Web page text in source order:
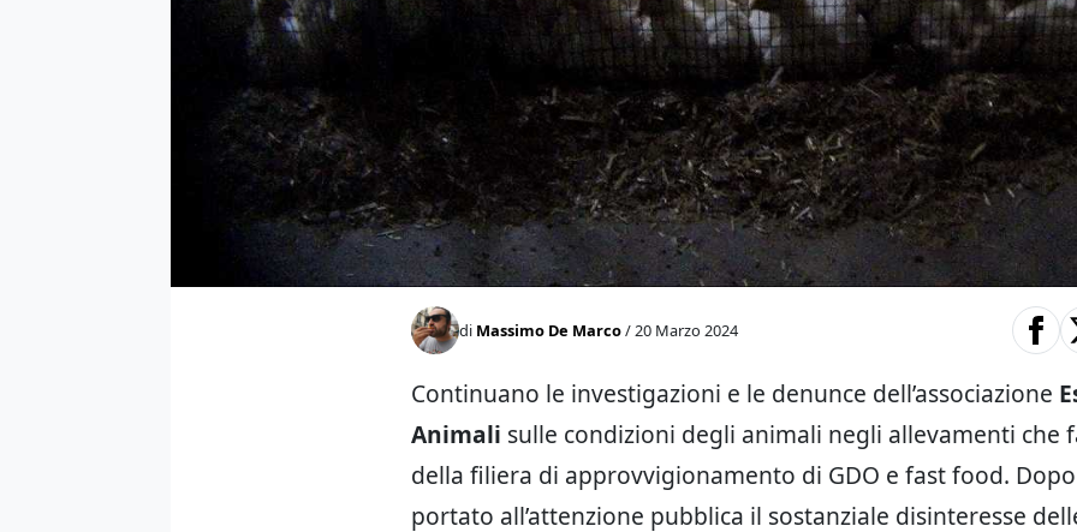
di Massimo De Marco/ 20 Marzo 2024
Continuano le investigazioni e le denunce dell’associazione
Animali sulle condizioni degli animali negli allevamenti che
della filiera di approvvigionamento di GDO e fast food.
portato all’attenzione pubblica il sostanziale disinteresse